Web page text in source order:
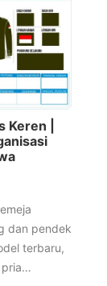
Keren |
dan pendek
terbaru,
pria…